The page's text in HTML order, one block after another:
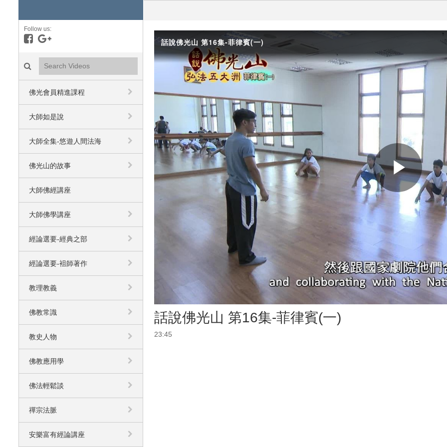
Follow us:
Like on Facebook
Follow on Google+
Search videos icon
佛光會員精進課程
大師如是說
大師全集-悠遊人間法海
佛光山的故事
大師佛經講座
大師佛學講座
經論選要-經典之部
經論選要-袓師著作
教理教義
佛教常識
教史人物
佛教應用學
佛法輕鬆談
禪宗法脈
安樂富有經論講座
話說佛光山 第16集-菲律賓(一)
Play
話說佛光山 第16集-菲律賓(一)
23:45